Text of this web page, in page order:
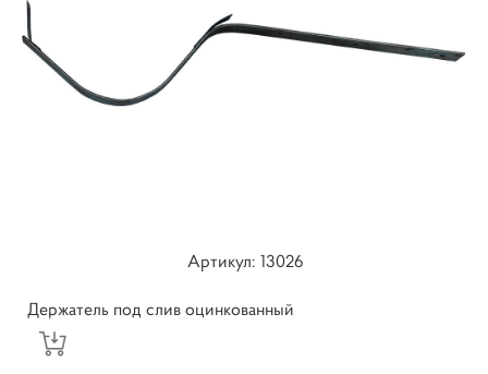
Артикул: ​13026
Держатель под слив оцинкованный